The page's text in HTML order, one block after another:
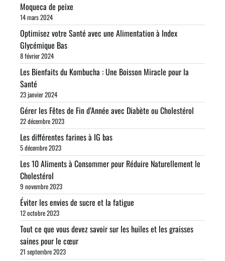
Moqueca de peixe
14 mars 2024
Optimisez votre Santé avec une Alimentation à Index
Glycémique Bas
8 février 2024
Les Bienfaits du Kombucha : Une Boisson Miracle pour la
Santé
23 janvier 2024
Gérer les Fêtes de Fin d’Année avec Diabète ou Cholestérol
22 décembre 2023
Les différentes farines à IG bas
5 décembre 2023
Les 10 Aliments à Consommer pour Réduire Naturellement le
Cholestérol
9 novembre 2023
Éviter les envies de sucre et la fatigue
12 octobre 2023
Tout ce que vous devez savoir sur les huiles et les graisses
saines pour le cœur
21 septembre 2023